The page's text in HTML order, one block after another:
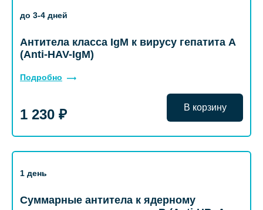
до 3-4 дней
Антитела класса IgM к вирусу гепатита А
(Anti-HAV-IgM)
Подробно
1 230 ₽ В корзину
1 день
Суммарные антитела к ядерному